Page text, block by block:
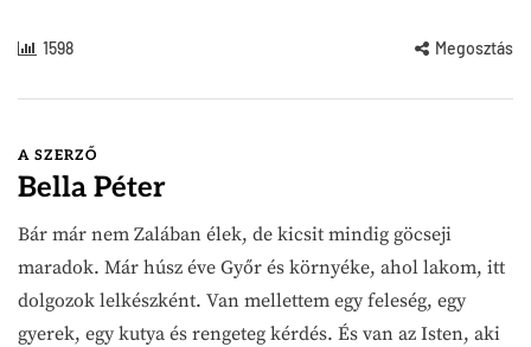
1598 Megosztás
A SZERZŐ
Bella Péter
Bár már nem Zalában élek, de kicsit mindig göcseji
maradok. Már húsz éve Győr és környéke, ahol lakom, itt
dolgozok lelkészként. Van mellettem egy feleség, egy
gyerek, egy kutya és rengeteg kérdés. És van az Isten, aki